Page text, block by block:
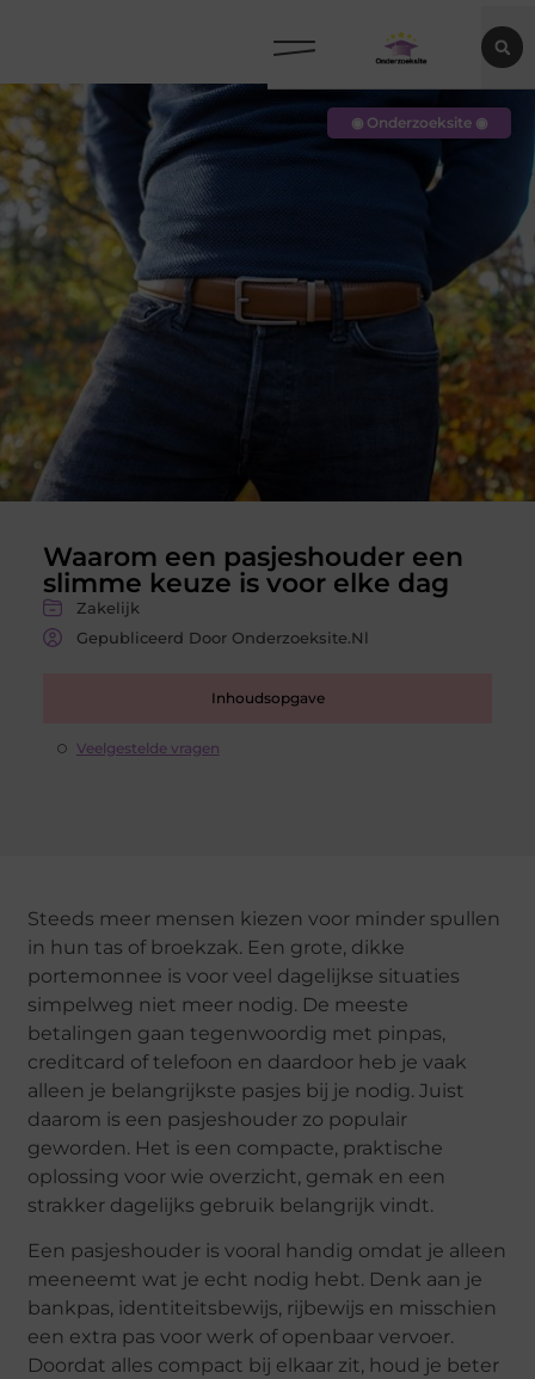
Waarom een pasjeshouder een
slimme keuze is voor elke dag
Zakelijk
Gepubliceerd Door Onderzoeksite.nl
Inhoudsopgave
Veelgestelde vragen
◉ Onderzoeksite ◉
Steeds meer mensen kiezen voor minder spullen
in hun tas of broekzak. Een grote, dikke
portemonnee is voor veel dagelijkse situaties
simpelweg niet meer nodig. De meeste
betalingen gaan tegenwoordig met pinpas,
creditcard of telefoon en daardoor heb je vaak
alleen je belangrijkste pasjes bij je nodig. Juist
daarom is een pasjeshouder zo populair
geworden. Het is een compacte, praktische
oplossing voor wie overzicht, gemak en een
strakker dagelijks gebruik belangrijk vindt.
Een pasjeshouder is vooral handig omdat je alleen
meeneemt wat je echt nodig hebt. Denk aan je
bankpas, identiteitsbewijs, rijbewijs en misschien
een extra pas voor werk of openbaar vervoer.
Doordat alles compact bij elkaar zit, houd je beter